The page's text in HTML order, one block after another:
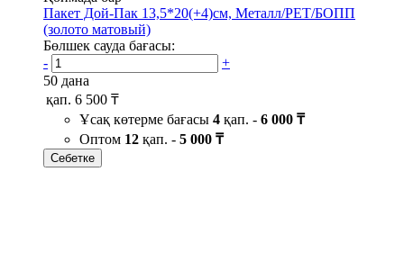
Пакет Дой-Пак 13,5*20(+4)см, Металл/PET/БОПП
(золото матовый)
Бөлшек сауда бағасы:
-
+
50 дана
қап. 6 500 ₸
Ұсақ көтерме бағасы 4 қап. - 6 000 ₸
Оптом 12 қап. - 5 000 ₸
Себетке